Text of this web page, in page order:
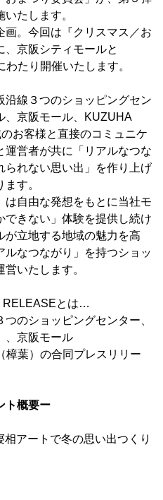
たします。
。今回は『クリスマス／お
、京阪シティモールと
たり開催いたします。
線３つのショッピングセン
、京阪モール、KUZUHA
お客様と直接のコミュニケ
運営者が共に「リアルなつな
られない思い出」を作り上げ
す。
自由な発想をもとに当社モ
できない」体験を提供し続け
が立地する地域の魅力を高
なつながり」を持つショッ
いたします。
RELEASEとは…
のショッピングセンター、
、京阪モール
樟葉）の合同プレスリリー
ト概要ー
アートで冬の思い出つくり